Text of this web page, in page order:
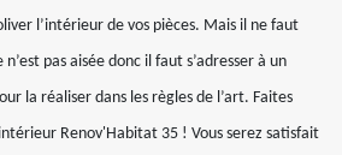
l’intérieur de vos pièces. Mais il ne faut
pas aisée donc il faut s’adresser à un
la réaliser dans les règles de l’art. Faites
Renov'Habitat 35 ! Vous serez satisfait